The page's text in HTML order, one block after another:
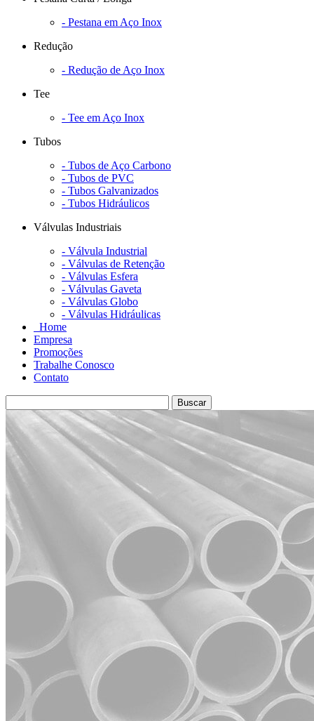
- Pestana em Aço Inox
Redução
- Redução de Aço Inox
Tee
- Tee em Aço Inox
Tubos
- Tubos de Aço Carbono
- Tubos de PVC
- Tubos Galvanizados
- Tubos Hidráulicos
Válvulas Industriais
- Válvula Industrial
- Válvulas de Retenção
- Válvulas Esfera
- Válvulas Gaveta
- Válvulas Globo
- Válvulas Hidráulicas
Home
Empresa
Promoções
Trabalhe Conosco
Contato